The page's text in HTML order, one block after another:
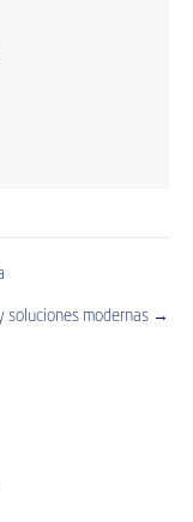
soluciones modernas →